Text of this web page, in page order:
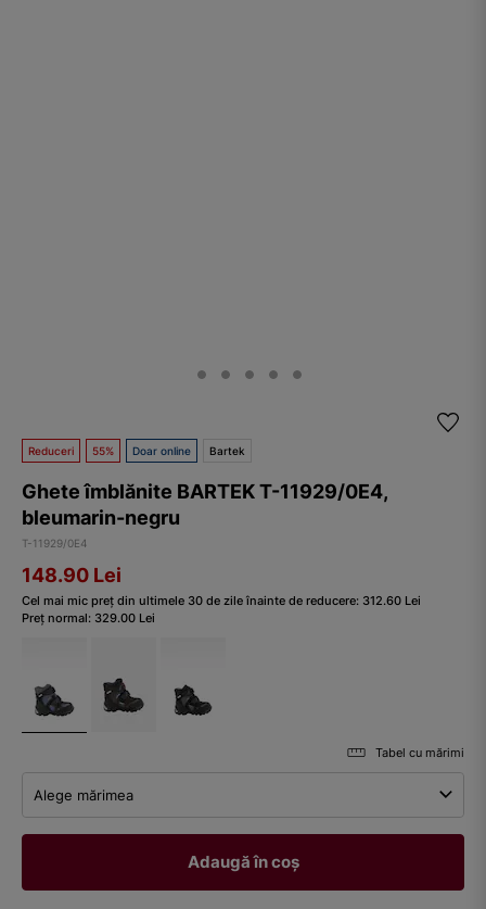
Reduceri 55% Doar online Bartek
Ghete îmblănite BARTEK T-11929/0E4,
bleumarin-negru
T-11929/0E4
148.90 Lei
Cel mai mic preț din ultimele 30 de zile înainte de reducere: 312.60 Lei
Preț normal: 329.00 Lei
Tabel cu mărimi
Alege mărimea
Adaugă în coș